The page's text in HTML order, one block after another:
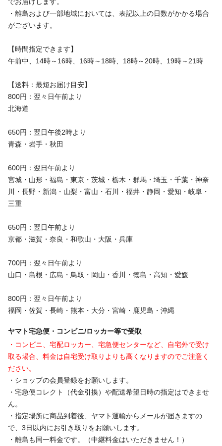
でお届けします。
・離島および一部地域においては、表記以上の日数がかかる場合
がございます。
【時間指定できます】
午前中、14時～16時、16時～18時、18時～20時、19時～21時
【送料：最短お届け目安】
800円：翌々日午前より
北海道
650円：翌日午後2時より
青森・岩手・秋田
600円：翌日午前より
宮城・山形・福島・東京・茨城・栃木・群馬・埼玉・千葉・神奈
川・長野・新潟・山梨・富山・石川・福井・静岡・愛知・岐阜・
三重
650円：翌日午前より
京都・滋賀・奈良・和歌山・大阪・兵庫
700円：翌々日午前より
山口・島根・広島・鳥取・岡山・香川・徳島・高知・愛媛
800円：翌々日午前より
福岡・佐賀・長崎・熊本・大分・宮崎・鹿児島・沖縄
ヤマト宅急便・コンビニ/ロッカー等で受取
・コンビニ、宅配ロッカー、宅急便センターなど、自宅外で受け
取る場合、料金は自宅受け取りよりも高くなりますのでご注意く
ださい。
・ショップの会員登録をお願いします。
・宅急便コレクト（代金引換）や配送希望日時の指定はできませ
ん。
・指定場所に商品到着後、ヤマト運輸からメールが届きますの
で、3日以内にお引き取りをお願いします。
・離島も同一料金です。（中継料金はいただきません！）